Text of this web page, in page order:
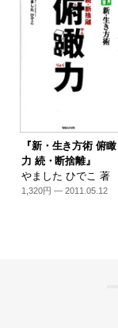
『新・生き方術 俯瞰
力 続・断捨離』
やました ひでこ 著
1,320円 — 2011.05.12